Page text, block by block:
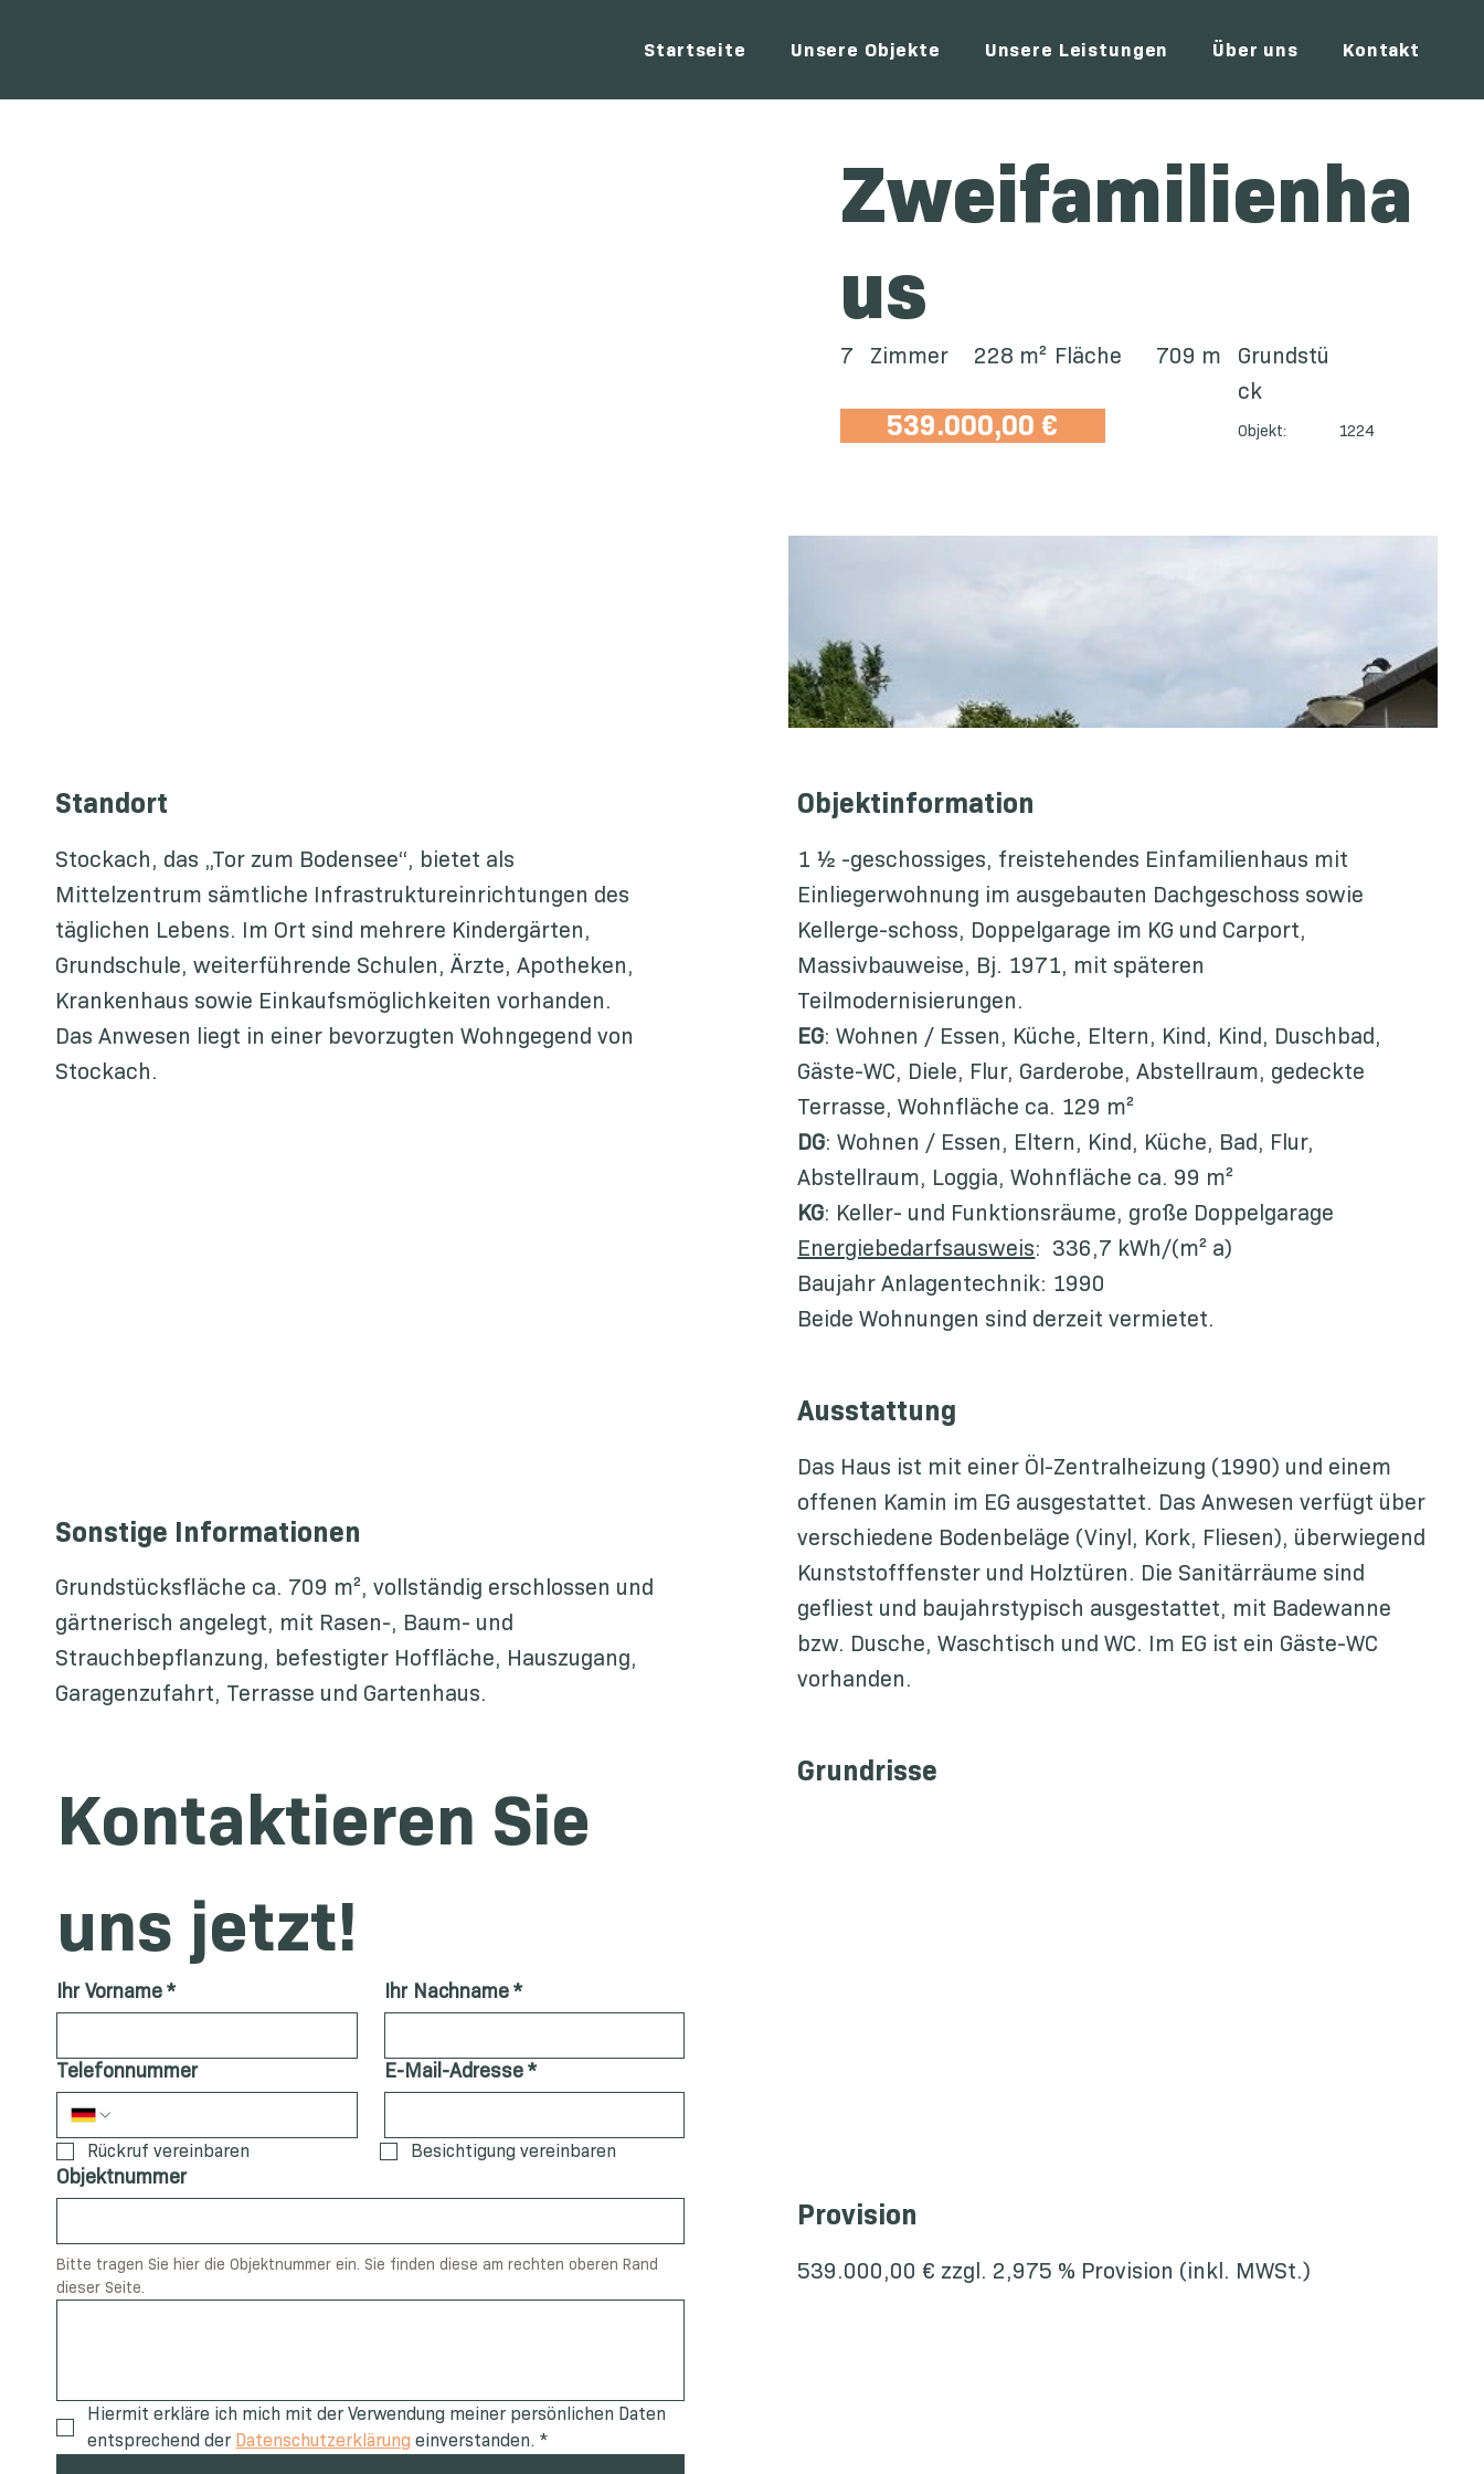
Startseite Unsere Objekte Unsere Leistungen Über uns Kontakt
Zweifamilienha
us
7 Zimmer 228 m² Fläche 709 m
Grundstü
ck
539.000,00 € Objekt: 1224
Standort
Stockach, das „Tor zum Bodensee“, bietet als
Mittelzentrum sämtliche Infrastruktureinrichtungen des
täglichen Lebens. Im Ort sind mehrere Kindergärten,
Grundschule, weiterführende Schulen, Ärzte, Apotheken,
Krankenhaus sowie Einkaufsmöglichkeiten vorhanden.
Das Anwesen liegt in einer bevorzugten Wohngegend von
Stockach.
Sonstige Informationen
Grundstücksfläche ca. 709 m², vollständig erschlossen und
gärtnerisch angelegt, mit Rasen-, Baum- und
Strauchbepflanzung, befestigter Hoffläche, Hauszugang,
Garagenzufahrt, Terrasse und Gartenhaus.
Kontaktieren Sie
uns jetzt!
Ihr Vorname* Ihr Nachname*
Telefonnummer E-Mail-Adresse*
Rückruf vereinbaren Besichtigung vereinbaren
Objektnummer
Bitte tragen Sie hier die Objektnummer ein. Sie finden diese am rechten oberen Rand
dieser Seite.
Hiermit erkläre ich mich mit der Verwendung meiner persönlichen Daten
entsprechend der Datenschutzerklärung einverstanden. *
Objektinformation
1 ½ -geschossiges, freistehendes Einfamilienhaus mit
Einliegerwohnung im ausgebauten Dachgeschoss sowie
Kellerge-schoss, Doppelgarage im KG und Carport,
Massivbauweise, Bj. 1971, mit späteren
Teilmodernisierungen.
EG: Wohnen / Essen, Küche, Eltern, Kind, Kind, Duschbad,
Gäste-WC, Diele, Flur, Garderobe, Abstellraum, gedeckte
Terrasse, Wohnfläche ca. 129 m²
DG: Wohnen / Essen, Eltern, Kind, Küche, Bad, Flur,
Abstellraum, Loggia, Wohnfläche ca. 99 m²
KG: Keller- und Funktionsräume, große Doppelgarage
Energiebedarfsausweis: 336,7 kWh/(m² a)
Baujahr Anlagentechnik: 1990
Beide Wohnungen sind derzeit vermietet.
Ausstattung
Das Haus ist mit einer Öl-Zentralheizung (1990) und einem
offenen Kamin im EG ausgestattet. Das Anwesen verfügt über
verschiedene Bodenbeläge (Vinyl, Kork, Fliesen), überwiegend
Kunststofffenster und Holztüren. Die Sanitärräume sind
gefliest und baujahrstypisch ausgestattet, mit Badewanne
bzw. Dusche, Waschtisch und WC. Im EG ist ein Gäste-WC
vorhanden.
Grundrisse
Provision
539.000,00 € zzgl. 2,975 % Provision (inkl. MWSt.)